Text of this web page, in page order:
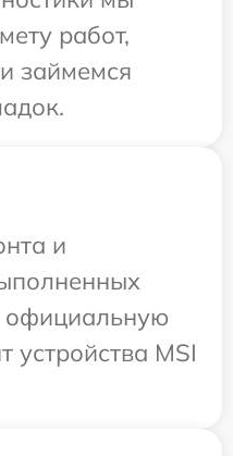
работ,
займемся
и
официальную
устройства MSI